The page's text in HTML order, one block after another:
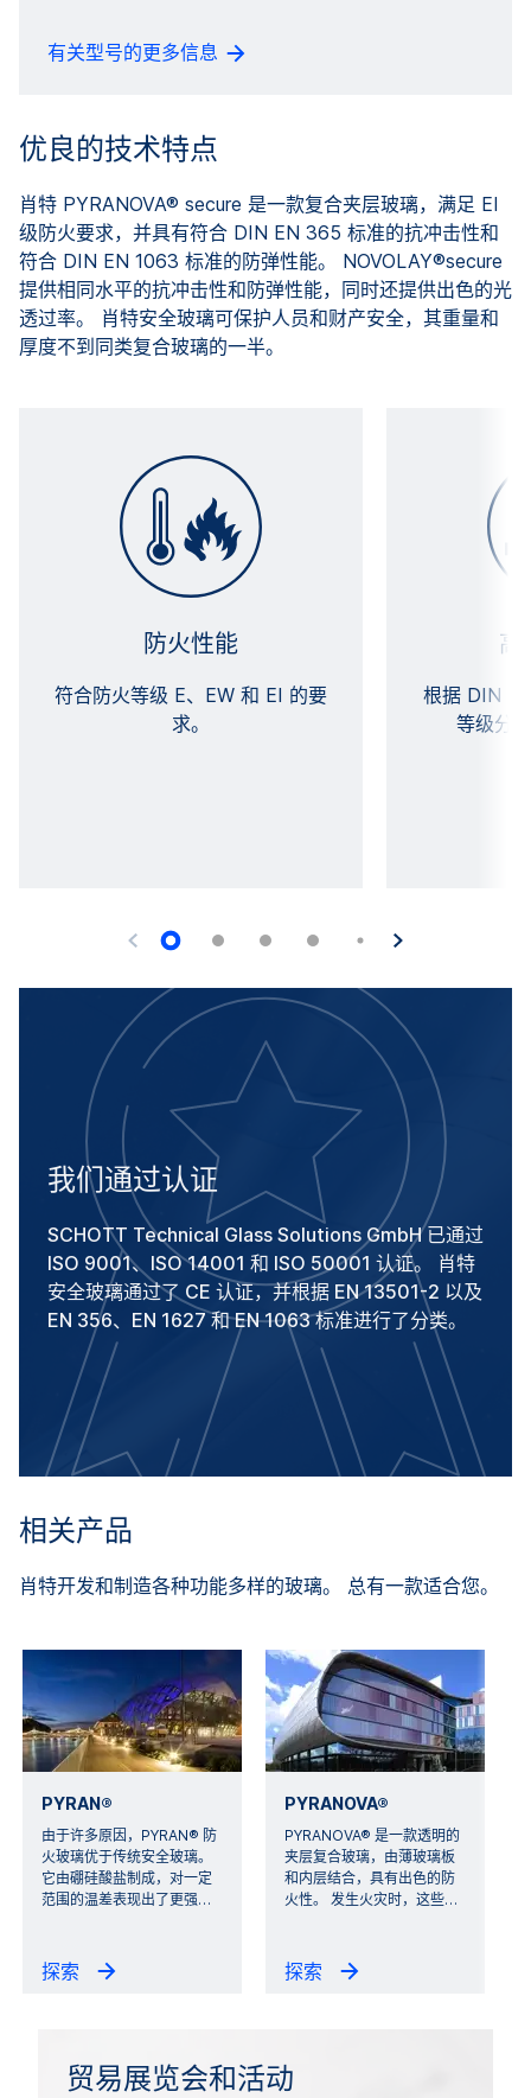
有关型号的更多信息
优良的技术特点
肖特 PYRANOVA® secure 是一款复合夹层玻璃，满足 EI
级防火要求，并具有符合 DIN EN 365 标准的抗冲击性和
符合 DIN EN 1063 标准的防弹性能。 NOVOLAY®secure
提供相同水平的抗冲击性和防弹性能，同时还提供出色的光
透过率。 肖特安全玻璃可保护人员和财产安全，其重量和
厚度不到同类复合玻璃的一半。
防火性能
符合防火等级 E、EW 和 EI 的要
求。
高
根据 DIN
等级分
我们通过认证
SCHOTT Technical Glass Solutions GmbH 已通过
ISO 9001、ISO 14001 和 ISO 50001 认证。 肖特
安全玻璃通过了 CE 认证，并根据 EN 13501-2 以及
EN 356、EN 1627 和 EN 1063 标准进行了分类。
相关产品
肖特开发和制造各种功能多样的玻璃。 总有一款适合您。
PYRAN®
由于许多原因，PYRAN® 防
火玻璃优于传统安全玻璃。
它由硼硅酸盐制成，对一定
范围的温差表现出了更强…
探索
PYRANOVA®
PYRANOVA® 是一款透明的
夹层复合玻璃，由薄玻璃板
和内层结合，具有出色的防
火性。 发生火灾时，这些…
探索
贸易展览会和活动